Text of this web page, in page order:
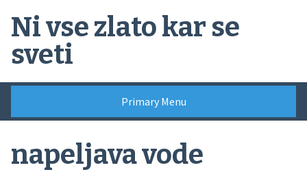
content
Ni vse zlato kar se
sveti
Primary Menu
napeljava vode